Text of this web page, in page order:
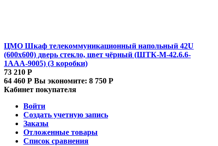
ЦМО Шкаф телекоммуникационный напольный 42U
(600x600) дверь стекло, цвет чёрный (ШТК-М-42.6.6-
1ААА-9005) (3 коробки)
73 210 Р
64 460 Р Вы экономите: 8 750 Р
Кабинет покупателя
Войти
Создать учетную запись
Заказы
Отложенные товары
Список сравнения